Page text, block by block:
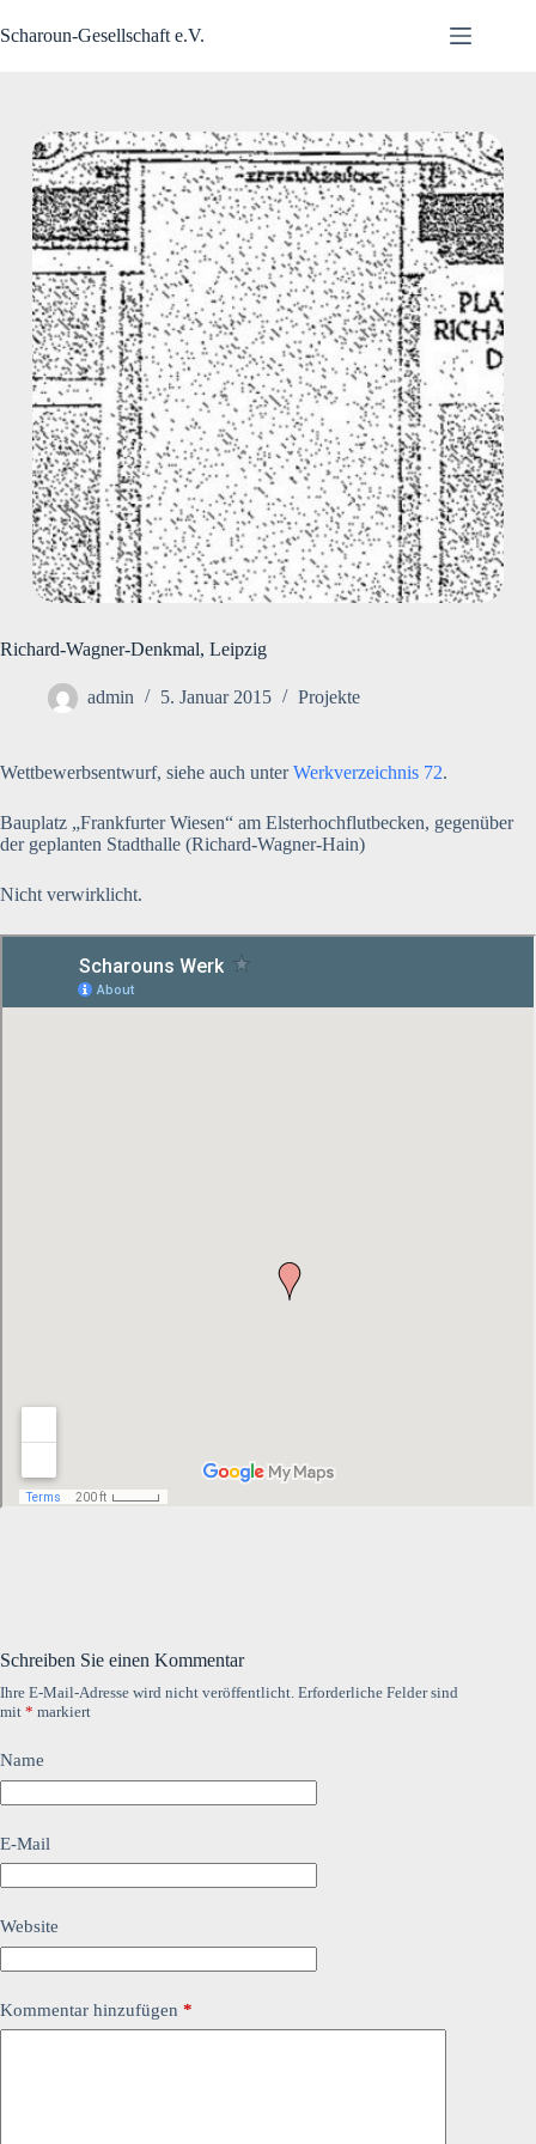
Inhalt
Scharoun-Gesellschaft e.V.
Richard-Wagner-Denkmal, Leipzig
admin 5. Januar 2015 Projekte
Wettbewerbsentwurf, siehe auch unterWerkverzeichnis 72.
Bauplatz „Frankfurter Wiesen“ am Elsterhochflutbecken, gegenüber
der geplanten Stadthalle (Richard-Wagner-Hain)
Nicht verwirklicht.
Schreiben Sie einen Kommentar
Ihre E-Mail-Adresse wird nicht veröffentlicht. Erforderliche Felder sind
mit * markiert
Name
E-Mail
Website
Kommentar hinzufügen *